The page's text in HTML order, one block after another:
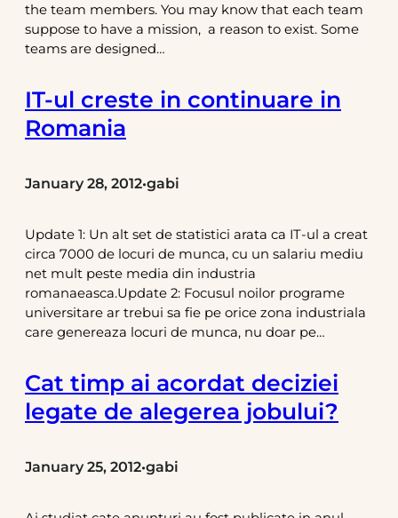
the team members. You may know that each team
suppose to have a mission, a reason to exist. Some
teams are designed…
IT-ul creste in continuare in
Romania
January 28, 2012•gabi
Update 1: Un alt set de statistici arata ca IT-ul a creat
circa 7000 de locuri de munca, cu un salariu mediu
net mult peste media din industria
romanaeasca.Update 2: Focusul noilor programe
universitare ar trebui sa fie pe orice zona industriala
care genereaza locuri de munca, nu doar pe…
Cat timp ai acordat deciziei
legate de alegerea jobului?
January 25, 2012•gabi